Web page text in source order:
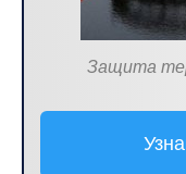
Защита